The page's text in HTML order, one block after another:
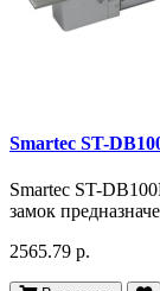
Smartec ST-
Smartec ST-
замок
2565.79 р.